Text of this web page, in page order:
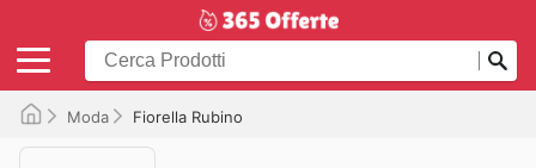
Moda Fiorella Rubino